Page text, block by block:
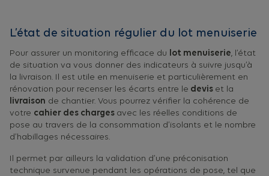
L’état de situation régulier du lot menuiserie
Pour assurer un monitoring efficace du lot menuiserie, l’état
de situation va vous donner des indicateurs à suivre jusqu’à
la livraison. Il est utile en menuiserie et particulièrement en
rénovation pour recenser les écarts entre le devis et la
livraison de chantier. Vous pourrez vérifier la cohérence de
votre cahier des charges avec les réelles conditions de
pose au travers de la consommation d’isolants et le nombre
d’habillages nécessaires.
Il permet par ailleurs la validation d’une préconisation
technique survenue pendant les opérations de pose, tel que